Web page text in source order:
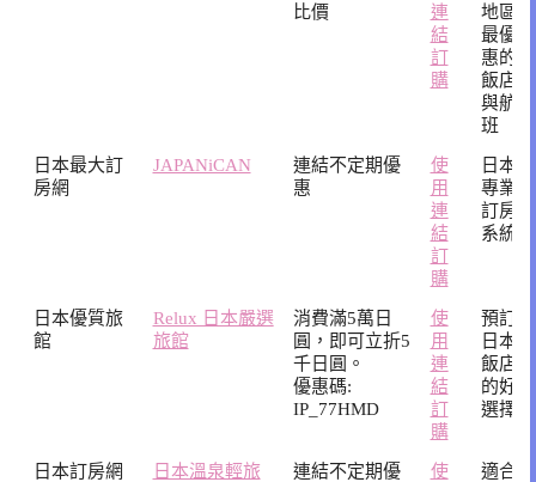
比價
連
結
訂
購
地區
最優
惠的
飯店
與航
班
日本最大訂
房網
JAPANiCAN
連結不定期優
惠
使
用
連
結
訂
購
日本
專業
訂房
系統
日本優質旅
館
Relux 日本嚴選
旅館
消費滿5萬日
圓，即可立折5
千日圓。
優惠碼:
IP_77HMD
使
用
連
結
訂
購
預訂
日本
飯店
的好
選擇
日本訂房網
日本溫泉輕旅
連結不定期優
使
適合